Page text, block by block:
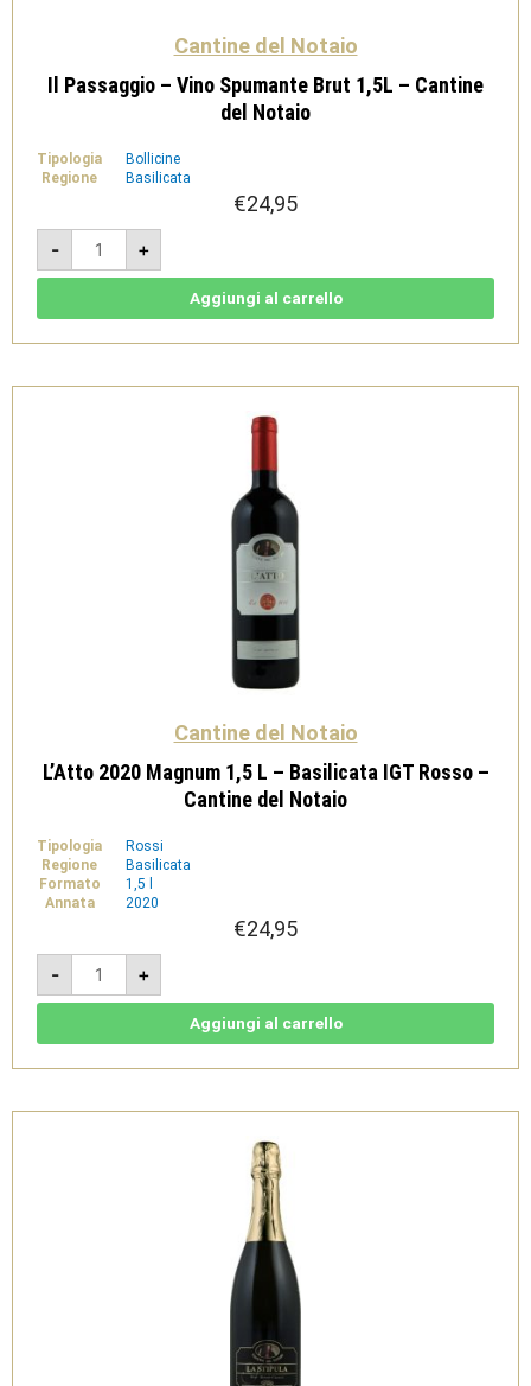
Cantine del Notaio
Il Passaggio – Vino Spumante Brut 1,5L – Cantine
del Notaio
Tipologia
Bollicine
Regione
Basilicata
€24,95
-
Il
Passaggio
-
Vino
-
Notaio
+
Aggiungi al carrello
Cantine del Notaio
L’Atto 2020 Magnum 1,5 L – Basilicata IGT Rosso –
Cantine del Notaio
Tipologia
Rossi
Regione
Basilicata
Formato
1,5 l
Annata
2020
€24,95
-
L'Atto
2020
Magnum
1,5
IGT
Cantine
+
Aggiungi al carrello